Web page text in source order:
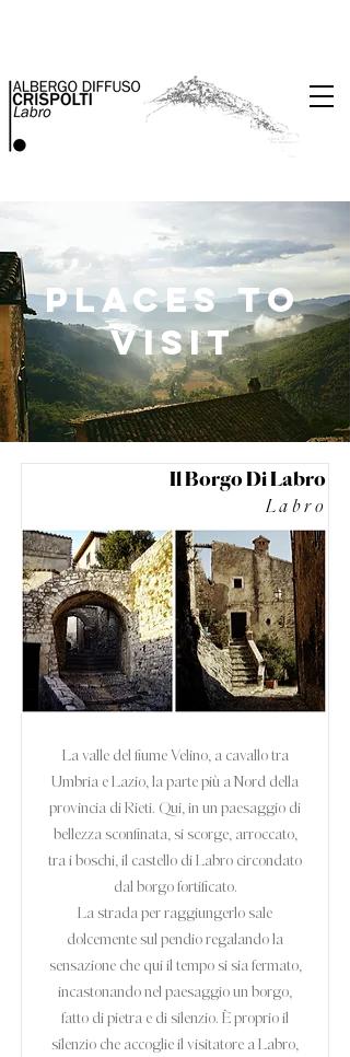
Il Borgo Di Labro
Labro
La valle del fiume Velino, a cavallo tra
Umbria e Lazio, la parte più a Nord della
provincia di Rieti. Qui, in un paesaggio di
bellezza sconfinata, si scorge, arroccato,
tra i boschi, il castello di Labro circondato
dal borgo fortificato.
La strada per raggiungerlo sale
dolcemente sul pendio regalando la
sensazione che qui il tempo si sia fermato,
incastonando nel paesaggio un borgo,
fatto di pietra e di silenzio. È proprio il
silenzio che accoglie il visitatore a Labro,
Places to
visit